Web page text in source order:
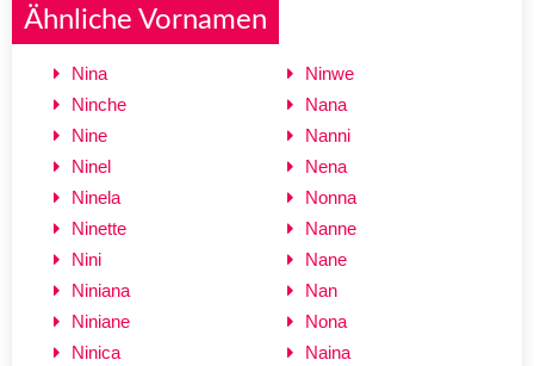
Ähnliche Vornamen
Nina
Ninche
Nine
Ninel
Ninela
Ninette
Nini
Niniana
Niniane
Ninica
Ninwe
Nana
Nanni
Nena
Nonna
Nanne
Nane
Nan
Nona
Naina